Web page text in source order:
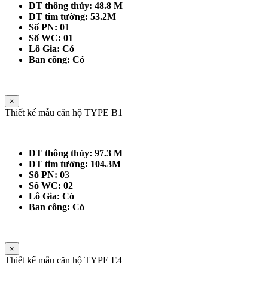
DT thông thủy: 48.8 M
DT tim tường: 53.2M
Số PN: 01
Số WC: 01
Lô Gia: Có
Ban công: Có
×
Thiết kế mẫu căn hộ TYPE B1
DT thông thủy: 97.3 M
DT tim tường: 104.3M
Số PN: 03
Số WC: 02
Lô Gia: Có
Ban công: Có
×
Thiết kế mẫu căn hộ TYPE E4